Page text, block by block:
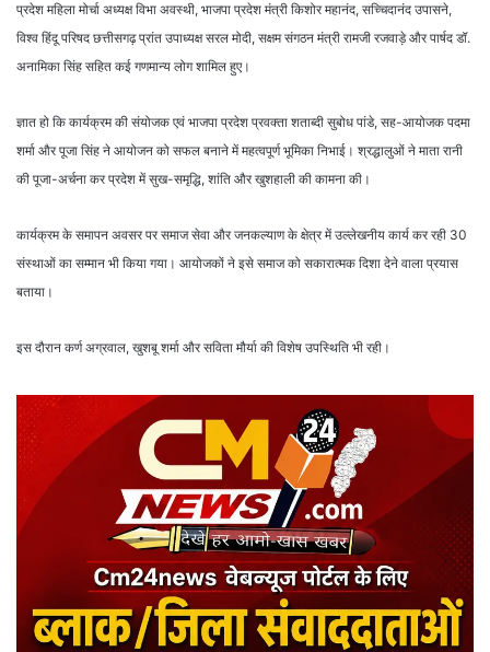
प्रदेश महिला मोर्चा अध्यक्ष विभा अवस्थी, भाजपा प्रदेश मंत्री किशोर महानंद, सच्चिदानंद उपासने,
विश्व हिंदू परिषद छत्तीसगढ़ प्रांत उपाध्यक्ष सरल मोदी, सक्षम संगठन मंत्री रामजी रजवाड़े और पार्षद डॉ.
अनामिका सिंह सहित कई गणमान्य लोग शामिल हुए।
ज्ञात हो कि कार्यक्रम की संयोजक एवं भाजपा प्रदेश प्रवक्ता शताब्दी सुबोध पांडे, सह-आयोजक पदमा
शर्मा और पूजा सिंह ने आयोजन को सफल बनाने में महत्वपूर्ण भूमिका निभाई। श्रद्धालुओं ने माता रानी
की पूजा-अर्चना कर प्रदेश में सुख-समृद्धि, शांति और खुशहाली की कामना की।
कार्यक्रम के समापन अवसर पर समाज सेवा और जनकल्याण के क्षेत्र में उल्लेखनीय कार्य कर रही 30
संस्थाओं का सम्मान भी किया गया। आयोजकों ने इसे समाज को सकारात्मक दिशा देने वाला प्रयास
बताया।
इस दौरान कर्ण अग्रवाल, खुशबू शर्मा और सविता मौर्या की विशेष उपस्थिति भी रही।